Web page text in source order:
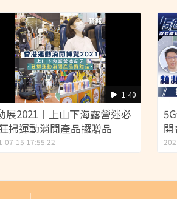
1:40
展2021︱上山下海露營迷必
掃運動消閒產品攞贈品
07-15 17:55:22
數